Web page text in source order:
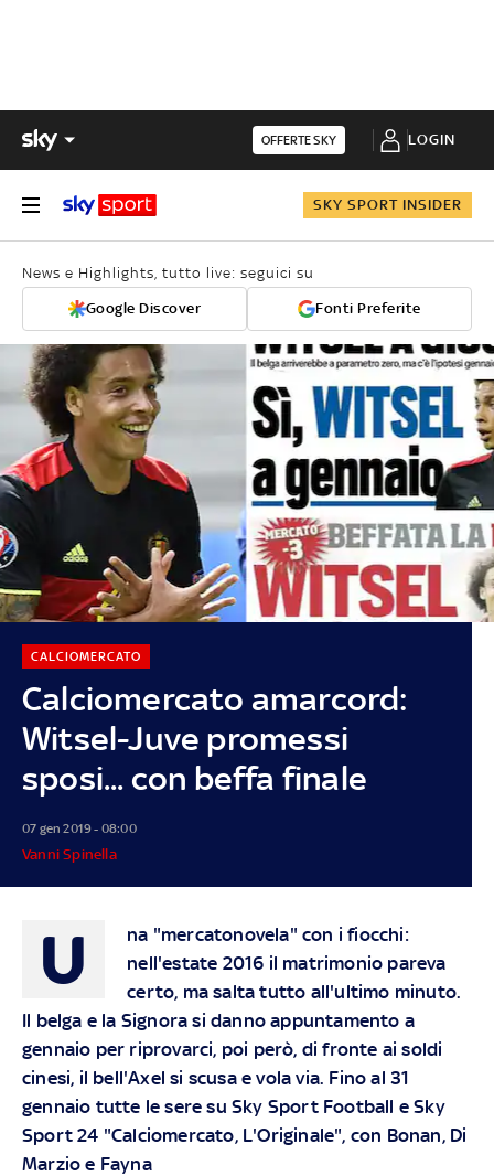
OFFERTE SKY LOGIN
SKY SPORT INSIDER
News e Highlights, tutto live: seguici su
Google Discover Fonti Preferite
Calciomercato amarcord:
Witsel-Juve promessi
sposi... con beffa finale
CALCIOMERCATO
07 gen 2019 - 08:00
Vanni Spinella
U
na "mercatonovela" con i fiocchi:
nell'estate 2016 il matrimonio pareva
certo, ma salta tutto all'ultimo minuto.
Il belga e la Signora si danno appuntamento a
gennaio per riprovarci, poi però, di fronte ai soldi
cinesi, il bell'Axel si scusa e vola via. Fino al 31
gennaio tutte le sere su Sky Sport Football e Sky
Sport 24 "Calciomercato, L'Originale", con Bonan, Di
Marzio e Fayna